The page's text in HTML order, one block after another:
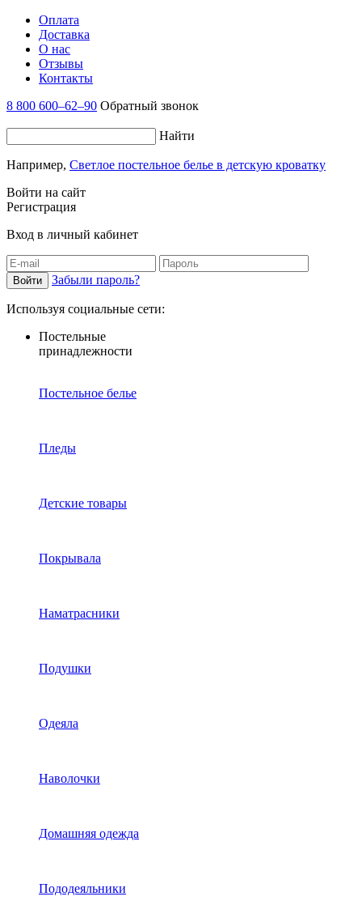
Оплата
Доставка
О нас
Отзывы
Контакты
8 800 600–62–90 Обратный звонок
Найти
Например, Светлое постельное белье в детскую кроватку
Войти на сайт
Регистрация
Вход в личный кабинет
Забыли пароль?
Используя социальные сети:
Постельные
принадлежности
Постельное белье
Пледы
Детские товары
Покрывала
Наматрасники
Подушки
Одеяла
Наволочки
Домашняя одежда
Пододеяльники